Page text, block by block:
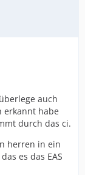
auch
erkannt habe
durch das ci.
herren in ein
es das EAS